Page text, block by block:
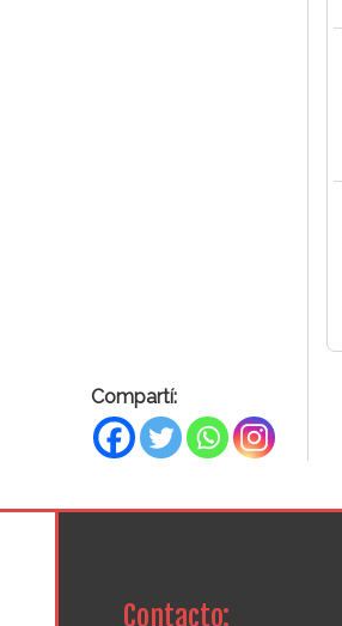
Compartí:
Contacto: